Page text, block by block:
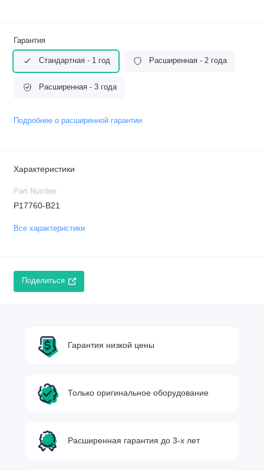
Гарантия
Стандартная - 1 год Расширенная - 2 года
Расширенная - 3 года
Подробнее о расширенной гарантии
Характеристики
Part Number
P17760-B21
Все характеристики
Поделиться
Гарантия низкой цены
Только оригинальное оборудование
Расширенная гарантия до 3-х лет